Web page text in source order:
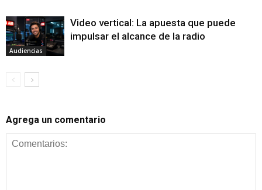
Audiencias
Video vertical: La apuesta que puede
impulsar el alcance de la radio
Agrega un comentario